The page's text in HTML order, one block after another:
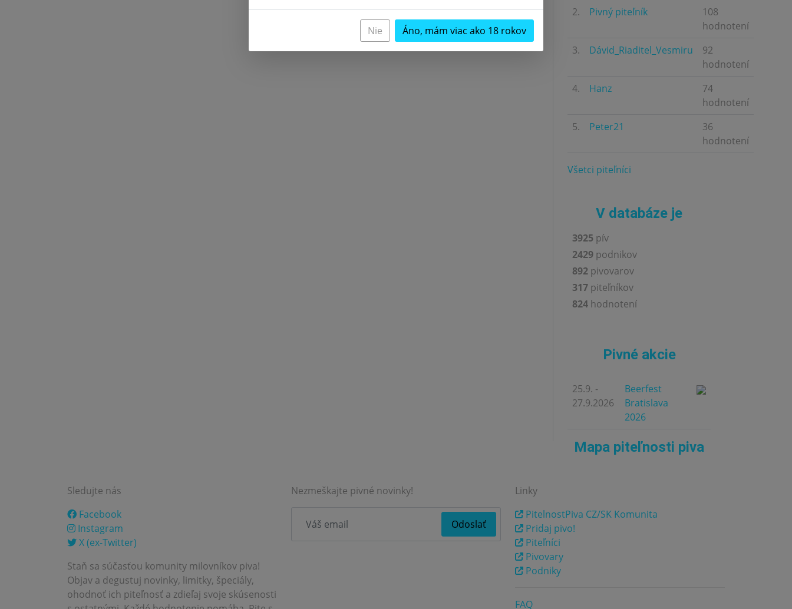
2.
Pivný piteľník
108
hodnotení
3.
Dávid_Riaditel_Vesmiru
92
hodnotení
4.
Hanz
74
hodnotení
5.
Peter21
36
hodnotení
Všetci piteľníci
V databáze je
3925 pív
2429 podnikov
892 pivovarov
317 piteľníkov
824 hodnotení
Pivné akcie
25.9. -
27.9.2026
Beerfest
Bratislava
2026
Mapa piteľnosti piva
Sledujte nás
Facebook
Instagram
X (ex-Twitter)
Staň sa súčasťou komunity milovníkov piva!
Objav a degustuj novinky, limitky, špeciály,
ohodnoť ich piteľnosť a zdieľaj svoje skúsenosti
Nezmeškajte pivné novinky!
Linky
PitelnostPiva CZ/SK Komunita
Pridaj pivo!
Piteľníci
Pivovary
Podniky
FAQ
Nie Áno, mám viac ako 18 rokov